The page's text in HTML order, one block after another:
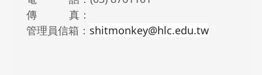
傳 真：
管理員信箱： shitmonkey@hlc.edu.tw